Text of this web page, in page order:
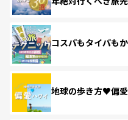
コスパもタイパも
地球の歩き方♥偏